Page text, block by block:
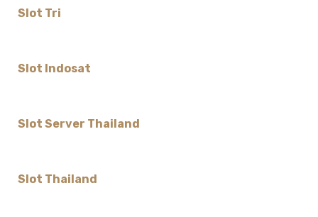
Slot Tri
Slot Indosat
Slot Server Thailand
Slot Thailand